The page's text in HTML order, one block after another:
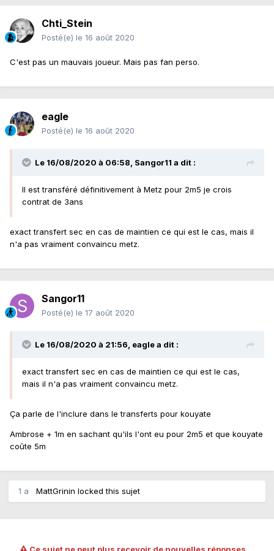
Chti_Stein
Posté(e) le 16 août 2020
C'est pas un mauvais joueur. Mais pas fan perso.
eagle
Posté(e) le 16 août 2020
Le 16/08/2020 à 06:58, Sangor11 a dit :
Il est transféré définitivement à Metz pour 2m5 je crois
contrat de 3ans
exact transfert sec en cas de maintien ce qui est le cas, mais il
n'a pas vraiment convaincu metz.
Sangor11
Posté(e) le 17 août 2020
Le 16/08/2020 à 21:56, eaglea dit :
exact transfert sec en cas de maintien ce qui est le cas,
mais il n'a pas vraiment convaincu metz.
Ça parle de l'inclure dans le transferts pour kouyate
Ambrose + 1m en sachant qu'ils l'ont eu pour 2m5 et que kouyate
coûte 5m
1 a MattGrinin locked this sujet